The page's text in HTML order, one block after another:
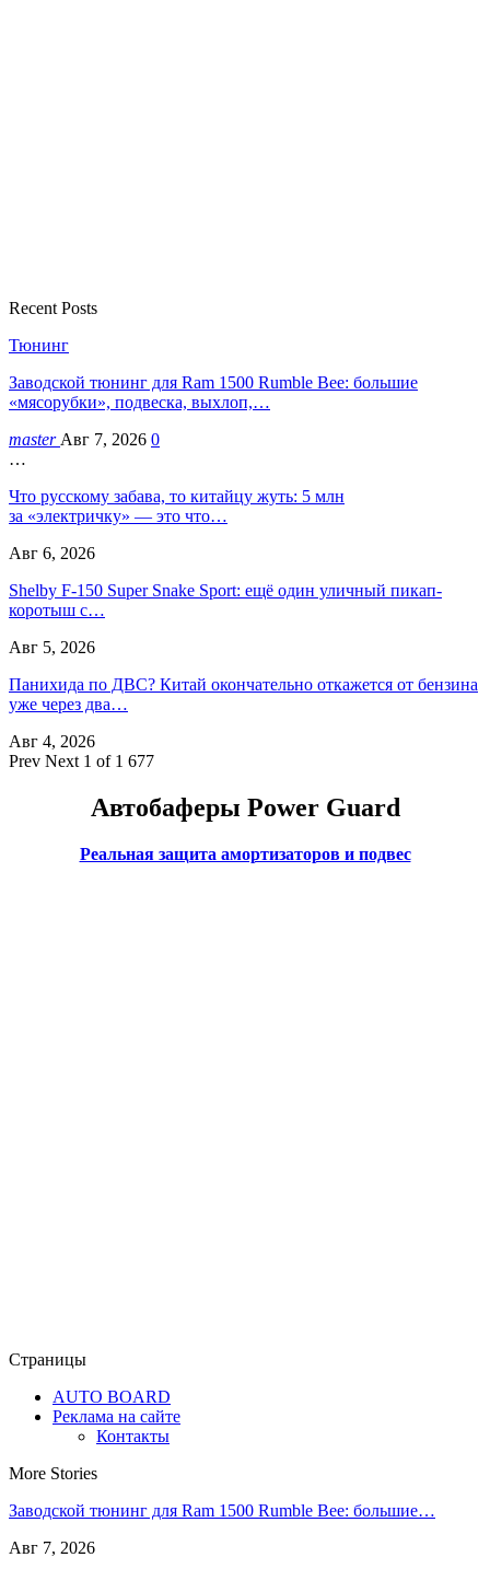
Recent Posts
Тюнинг
Заводской тюнинг для Ram 1500 Rumble Bee: большие
«мясорубки», подвеска, выхлоп,…
master Авг 7, 2026 0
…
Что русскому забава, то китайцу жуть: 5 млн
за «электричку» — это что…
Авг 6, 2026
Shelby F-150 Super Snake Sport: ещё один уличный пикап-
коротыш с…
Авг 5, 2026
Панихида по ДВС? Китай окончательно откажется от бензина
уже через два…
Авг 4, 2026
Prev Next 1 of 1 677
Автобаферы Power Guard
Реальная защита амортизаторов и подвес
Страницы
AUTO BOARD
Реклама на сайте
Контакты
More Stories
Заводской тюнинг для Ram 1500 Rumble Bee: большие…
Авг 7, 2026